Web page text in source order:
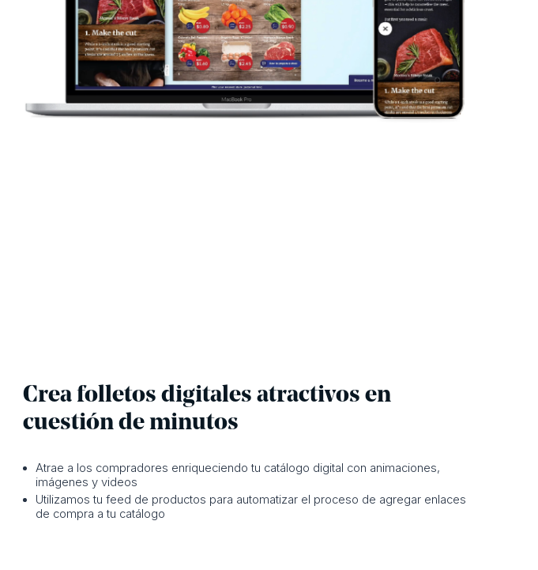
Crea folletos digitales atractivos en
cuestión de minutos
Atrae a los compradores enriqueciendo tu catálogo digital con animaciones,
imágenes y videos
Utilizamos tu feed de productos para automatizar el proceso de agregar enlaces
de compra a tu catálogo